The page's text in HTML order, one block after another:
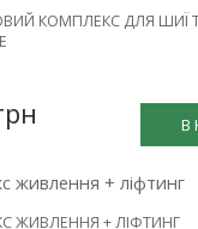
КОМПЛЕКС ДЛЯ ШИЇ
В
ЖИВЛЕННЯ + ЛІФТИНГ